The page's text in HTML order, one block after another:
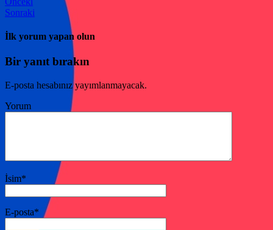
Sonraki
İlk yorum yapan olun
Bir yanıt bırakın
E-posta hesabınız yayımlanmayacak.
Yorum
İsim*
E-posta*